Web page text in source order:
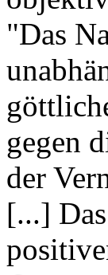
"Das
gegen
der
[...]